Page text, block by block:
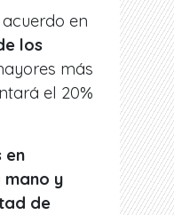
en
los
más
el 20%
en
mano y
de